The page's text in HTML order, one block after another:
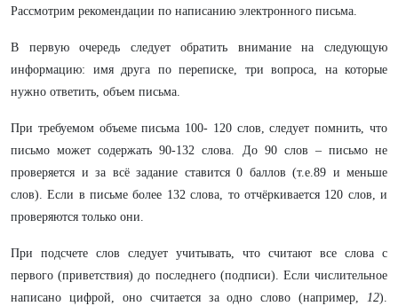
Рассмотрим рекомендации по написанию электронного письма.
В первую очередь следует обратить внимание на следующую
информацию: имя друга по переписке, три вопроса, на которые
нужно ответить, объем письма.
При требуемом объеме письма 100- 120 слов, следует помнить, что
письмо может содержать 90-132 слова. До 90 слов – письмо не
проверяется и за всё задание ставится 0 баллов (т.е.89 и меньше
слов). Если в письме более 132 слова, то отчёркивается 120 слов, и
проверяются только они.
При подсчете слов следует учитывать, что считают все слова с
первого (приветствия) до последнего (подписи). Если числительное
написано цифрой, оно считается за одно слово (например, 12).